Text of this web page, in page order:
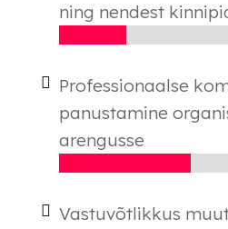
ning nendest
Professionaalse
panustamine
arengusse
Vastuvõtlikkus